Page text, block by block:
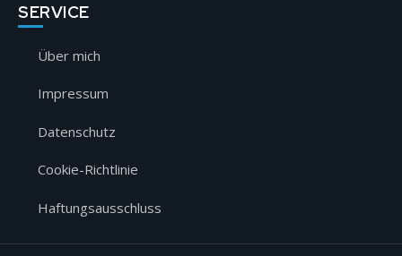
SERVICE
Über mich
Impressum
Datenschutz
Cookie-Richtlinie
Haftungsausschluss